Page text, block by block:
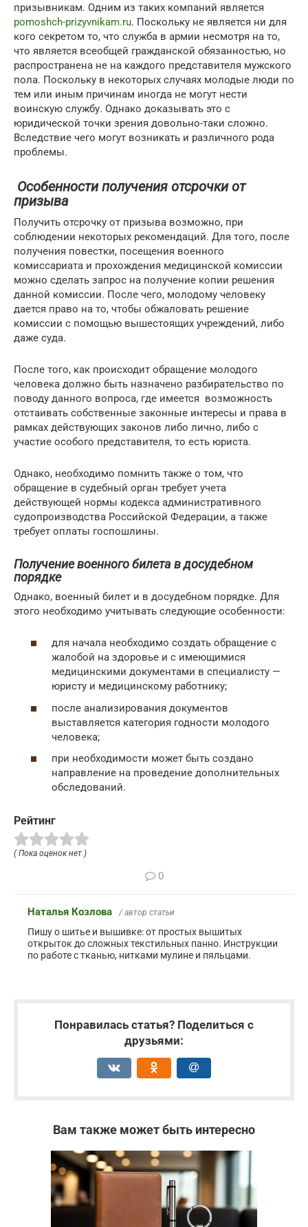
призывникам. Одним из таких компаний является
pomoshch-prizyvnikam.ru. Поскольку не является ни для
кого секретом то, что служба в армии несмотря на то,
что является всеобщей гражданской обязанностью, но
распространена не на каждого представителя мужского
пола. Поскольку в некоторых случаях молодые люди по
тем или иным причинам иногда не могут нести
воинскую службу. Однако доказывать это с
юридической точки зрения довольно-таки сложно.
Вследствие чего могут возникать и различного рода
проблемы.
Особенности получения отсрочки от
призыва
Получить отсрочку от призыва возможно, при
соблюдении некоторых рекомендаций. Для того, после
получения повестки, посещения военного
комиссариата и прохождения медицинской комиссии
можно сделать запрос на получение копии решения
данной комиссии. После чего, молодому человеку
дается право на то, чтобы обжаловать решение
комиссии с помощью вышестоящих учреждений, либо
даже суда.
После того, как происходит обращение молодого
человека должно быть назначено разбирательство по
поводу данного вопроса, где имеется возможность
отстаивать собственные законные интересы и права в
рамках действующих законов либо лично, либо с
участие особого представителя, то есть юриста.
Однако, необходимо помнить также о том, что
обращение в судебный орган требует учета
действующей нормы кодекса административного
судопроизводства Российской Федерации, а также
требует оплаты госпошлины.
Получение военного билета в досудебном
порядке
Однако, военный билет и в досудебном порядке. Для
этого необходимо учитывать следующие особенности:
для начала необходимо создать обращение с
жалобой на здоровье и с имеющимися
медицинскими документами в специалисту —
юристу и медицинскому работнику;
после анализирования документов
выставляется категория годности молодого
человека;
при необходимости может быть создано
направление на проведение дополнительных
обследований.
Рейтинг
( Пока оценок нет )
0
Наталья Козлова / автор статьи
Пишу о шитье и вышивке: от простых вышитых
открыток до сложных текстильных панно. Инструкции
по работе с тканью, нитками мулине и пяльцами.
Понравилась статья? Поделиться с
друзьями:
Вам также может быть интересно